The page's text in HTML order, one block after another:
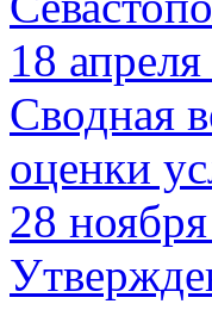
18
Сводная
оценки
28